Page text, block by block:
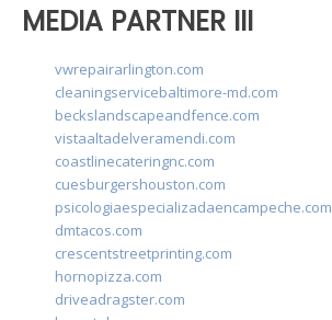
MEDIA PARTNER III
vwrepairarlington.com
cleaningservicebaltimore-md.com
beckslandscapeandfence.com
vistaaltadelveramendi.com
coastlinecateringnc.com
cuesburgershouston.com
psicologiaespecializadaencampeche.com
dmtacos.com
crescentstreetprinting.com
hornopizza.com
driveadragster.com